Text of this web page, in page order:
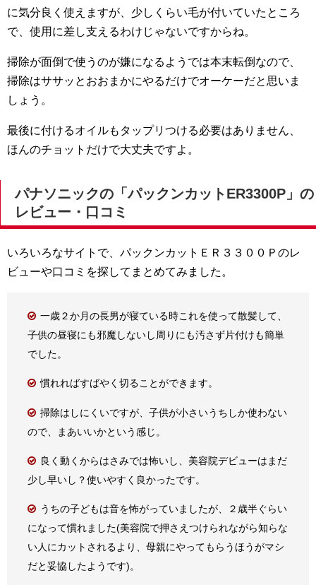
に気分良く使えますが、少しくらい毛が付いていたところ
で、使用に差し支えるわけじゃないですからね。
掃除が面倒で使うのが嫌になるようでは本末転倒なので、
掃除はササッとおおまかにやるだけでオーケーだと思いま
しょう。
最後に付けるオイルもタップリつける必要はありません、
ほんのチョットだけで大丈夫ですよ。
パナソニックの「パックンカットER3300P」の
レビュー・口コミ
いろいろなサイトで、パックンカットＥＲ３３００Ｐのレ
ビューや口コミを探してまとめてみました。
一歳２か月の長男が寝ている時これを使って散髪して、
子供の昼寝にも邪魔しないし周りにも汚さず片付けも簡単
でした。
慣れればすばやく切ることができます。
掃除はしにくいですが、子供が小さいうちしか使わない
ので、まあいいかという感じ。
良く動くからはさみでは怖いし、美容院デビューはまだ
少し早いし？使いやすく良かったです。
うちの子どもは音を怖がっていましたが、２歳半ぐらい
になって慣れました(美容院で押さえつけられながら知らな
い人にカットされるより、母親にやってもらうほうがマシ
だと妥協したようです)。